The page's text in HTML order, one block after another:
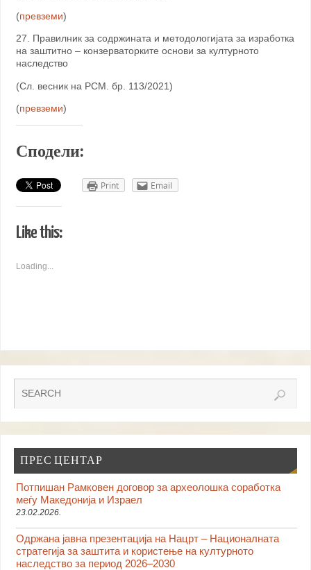
(превземи)
27. Правилник за содржината и методологијата за изработка
на заштитно – конзерваторките основи за културното
наследство
(Сл. весник на РСМ. бр. 113/2021)
(превземи)
Сподели:
Print Email
Like this:
Loading...
ПРЕС ЦЕНТАР
Потпишан Рамковен договор за археолошка соработка
меѓу Македонија и Израел
23.02.2026.
Одржана јавна презентација на Нацрт – Националната
стратегија за заштита и користење на културното
наследство за период 2026–2030